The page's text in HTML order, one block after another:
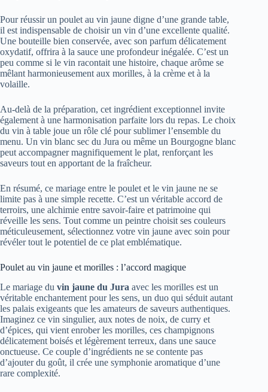
Pour réussir un poulet au vin jaune digne d’une grande table,
il est indispensable de choisir un vin d’une excellente qualité.
Une bouteille bien conservée, avec son parfum délicatement
oxydatif, offrira à la sauce une profondeur inégalée. C’est un
peu comme si le vin racontait une histoire, chaque arôme se
mêlant harmonieusement aux morilles, à la crème et à la
volaille.
Au-delà de la préparation, cet ingrédient exceptionnel invite
également à une harmonisation parfaite lors du repas. Le choix
du vin à table joue un rôle clé pour sublimer l’ensemble du
menu. Un vin blanc sec du Jura ou même un Bourgogne blanc
peut accompagner magnifiquement le plat, renforçant les
saveurs tout en apportant de la fraîcheur.
En résumé, ce mariage entre le poulet et le vin jaune ne se
limite pas à une simple recette. C’est un véritable accord de
terroirs, une alchimie entre savoir-faire et patrimoine qui
réveille les sens. Tout comme un peintre choisit ses couleurs
méticuleusement, sélectionnez votre vin jaune avec soin pour
révéler tout le potentiel de ce plat emblématique.
Poulet au vin jaune et morilles : l’accord magique
Le mariage du vin jaune du Jura avec les morilles est un
véritable enchantement pour les sens, un duo qui séduit autant
les palais exigeants que les amateurs de saveurs authentiques.
Imaginez ce vin singulier, aux notes de noix, de curry et
d’épices, qui vient enrober les morilles, ces champignons
délicatement boisés et légèrement terreux, dans une sauce
onctueuse. Ce couple d’ingrédients ne se contente pas
d’ajouter du goût, il crée une symphonie aromatique d’une
rare complexité.